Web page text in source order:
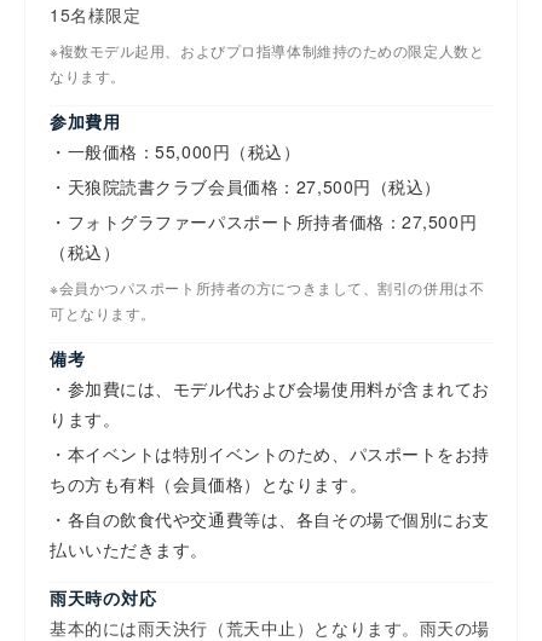
15名様限定
※複数モデル起用、およびプロ指導体制維持のための限定人数と
なります。
参加費用
・一般価格：55,000円（税込）
・天狼院読書クラブ会員価格：27,500円（税込）
・フォトグラファーパスポート所持者価格：27,500円
（税込）
※会員かつパスポート所持者の方につきまして、割引の併用は不
可となります。
備考
・参加費には、モデル代および会場使用料が含まれてお
ります。
・本イベントは特別イベントのため、パスポートをお持
ちの方も有料（会員価格）となります。
・各自の飲食代や交通費等は、各自その場で個別にお支
払いいただきます。
雨天時の対応
基本的には雨天決行（荒天中止）となります。雨天の場